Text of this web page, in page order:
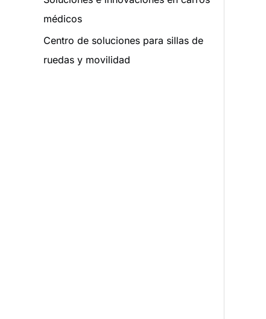
médicos
Centro de soluciones para sillas de
ruedas y movilidad